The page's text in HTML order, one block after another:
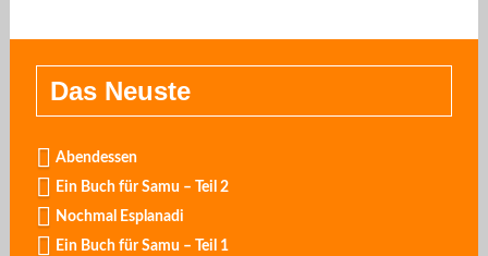
Das Neuste
Abendessen
Ein Buch für Samu – Teil 2
Nochmal Esplanadi
Ein Buch für Samu – Teil 1